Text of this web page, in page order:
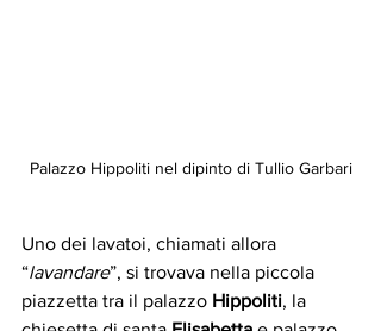
Palazzo Hippoliti nel dipinto di Tullio Garbari
Uno dei lavatoi, chiamati allora
“lavandare”, si trovava nella piccola
piazzetta tra il palazzo Hippoliti, la